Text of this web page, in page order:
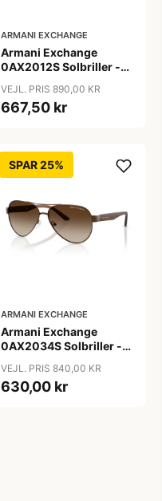
ARMANI EXCHANGE
Armani Exchange
0AX2012S Solbriller -
VEJL. PRIS 890,00 KR
667,50 kr
SPAR 25%
ARMANI EXCHANGE
Armani Exchange
0AX2034S Solbriller -
VEJL. PRIS 840,00 KR
630,00 kr